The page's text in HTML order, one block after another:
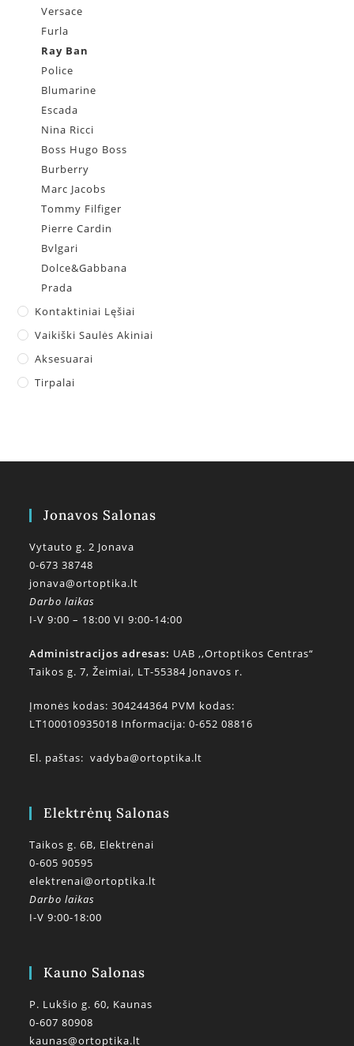
Versace
Furla
Ray Ban
Police
Blumarine
Escada
Nina Ricci
Boss Hugo Boss
Burberry
Marc Jacobs
Tommy Filfiger
Pierre Cardin
Bvlgari
Dolce&Gabbana
Prada
Kontaktiniai Lęšiai
Vaikiški Saulės Akiniai
Aksesuarai
Tirpalai
Jonavos Salonas
Vytauto g. 2 Jonava
0-673 38748
jonava@ortoptika.lt
Darbo laikas
I-V 9:00 – 18:00 VI 9:00-14:00
Administracijos adresas: UAB ,,Ortoptikos Centras“
Taikos g. 7, Žeimiai, LT-55384 Jonavos r.
Įmonės kodas: 304244364 PVM kodas:
LT100010935018 Informacija: 0-652 08816
El. paštas:vadyba@ortoptika.lt
Elektrėnų Salonas
Taikos g. 6B, Elektrėnai
0-605 90595
elektrenai@ortoptika.lt
Darbo laikas
I-V 9:00-18:00
Kauno Salonas
P. Lukšio g. 60, Kaunas
0-607 80908
kaunas@ortoptika.lt